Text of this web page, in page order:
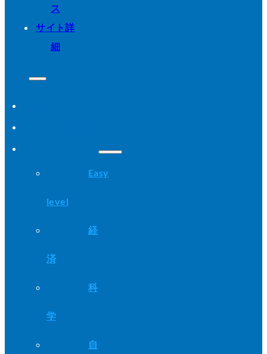
ス
サイト詳
細
Easy
level
経
済
科
学
自